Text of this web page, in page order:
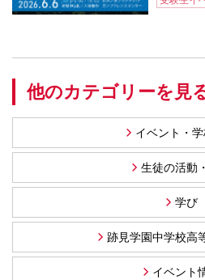
他のカテゴリーを見
イベント・
生徒の活動
学び
跡見学園中学校高
イベント